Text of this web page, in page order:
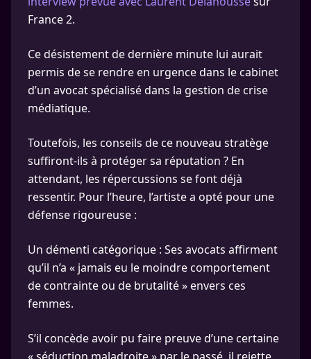
France 2.
Ce désistement de dernière minute lui aurait
permis de se rendre en urgence dans le cabinet
d’un avocat spécialisé dans la gestion de crise
médiatique.
Toutefois, les conseils de ce nouveau stratège
suffiront-ils à protéger sa réputation ? En
attendant, les répercussions se font déjà
ressentir. Pour l’heure, l’artiste a opté pour une
défense rigoureuse :
Un démenti catégorique : Ses avocats affirment
qu’il n’a « jamais eu le moindre comportement
de contrainte ou de brutalité » envers ces
femmes.
S’il concède avoir pu faire preuve d’une certaine